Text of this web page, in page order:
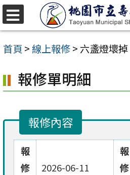
跳
至
主
內
容
首頁 >線上報修> 六盞燈壞掉
報修單明細
報修內容
報
修
2026-06-11
報
修
選
單